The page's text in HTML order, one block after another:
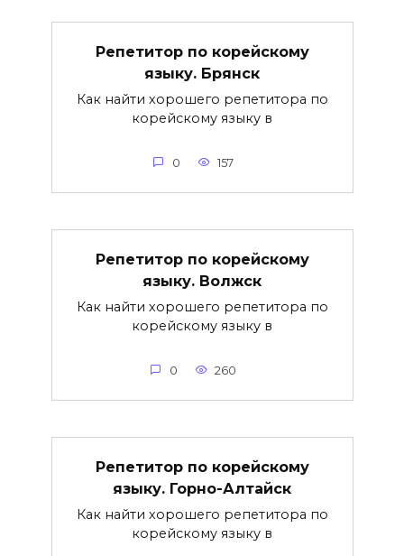
Репетитор по корейскому
языку. Брянск
Как найти хорошего репетитора по
корейскому языку в
0 157
Репетитор по корейскому
языку. Волжск
Как найти хорошего репетитора по
корейскому языку в
0 260
Репетитор по корейскому
языку. Горно-Алтайск
Как найти хорошего репетитора по
корейскому языку в